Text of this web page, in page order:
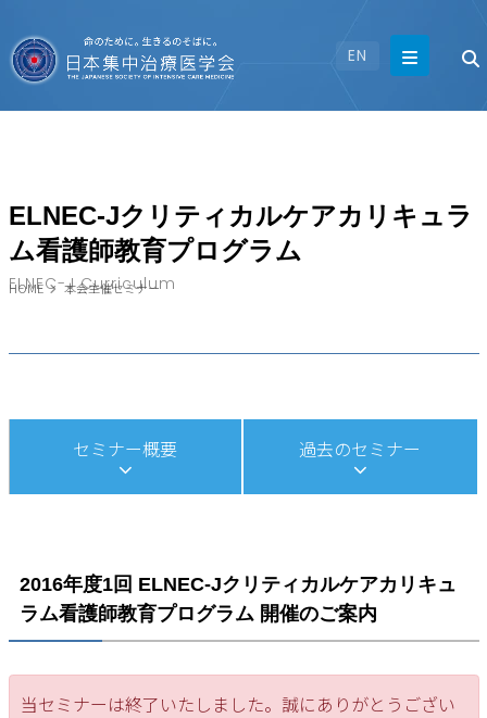
EN
HOME 本会主催セミナー
ELNEC-Jクリティカルケアカリキュラ
ム看護師教育プログラム
ELNEC-J Curriculum
セミナー概要 過去のセミナー
2016年度1回 ELNEC-Jクリティカルケアカリキュ
ラム看護師教育プログラム 開催のご案内
当セミナーは終了いたしました。誠にありがとうござい